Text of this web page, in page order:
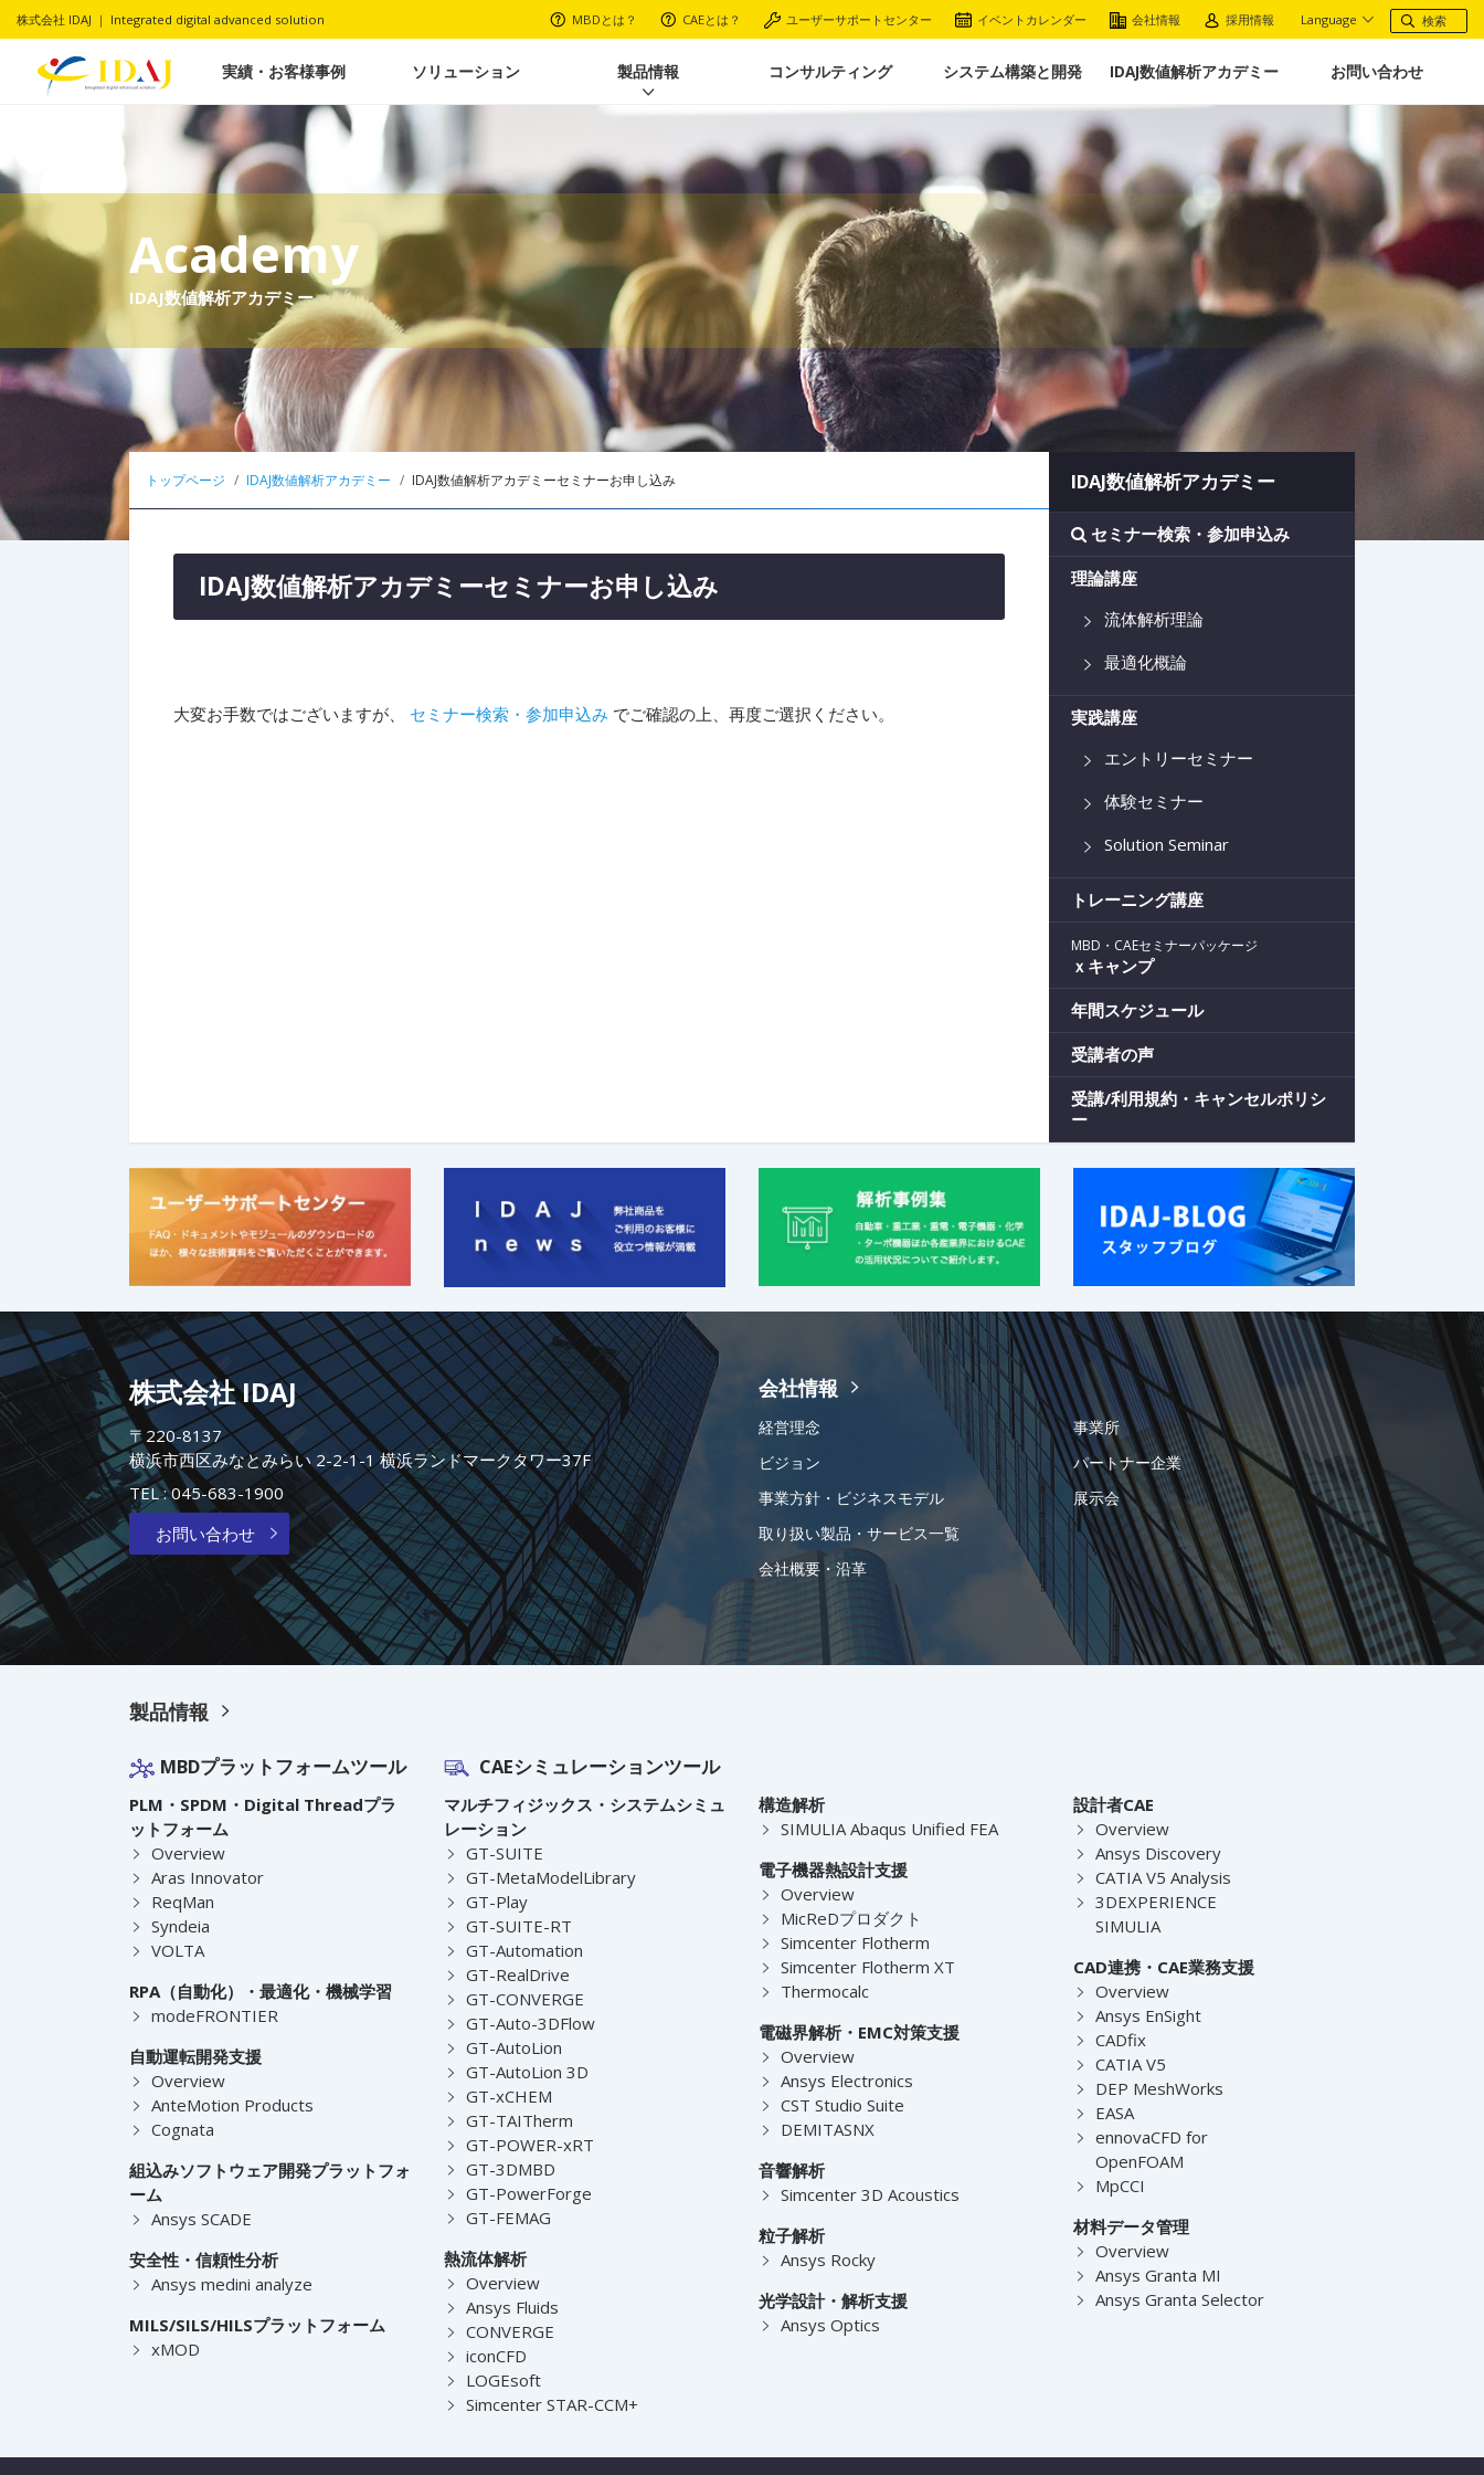
株式会社 IDAJ ｜ Integrated digital advanced solution MBDとは？ CAEとは？ ユーザーサポートセンター イベントカレンダー 会社情報 採用情報 Language
実績・お客様事例 ソリューション 製品情報 コンサルティング システム構築と開発 IDAJ数値解析アカデミー お問い合わせ
Academy
IDAJ数値解析アカデミー
トップページ IDAJ数値解析アカデミー IDAJ数値解析アカデミーセミナーお申し込み
IDAJ数値解析アカデミーセミナーお申し込み
大変お手数ではございますが、 セミナー検索・参加申込み でご確認の上、再度ご選択ください。
IDAJ数値解析アカデミー
セミナー検索・参加申込み
理論講座
流体解析理論
最適化概論
実践講座
エントリーセミナー
体験セミナー
Solution Seminar
トレーニング講座
MBD・CAEセミナーパッケージ
ｘキャンプ
年間スケジュール
受講者の声
受講/利用規約・キャンセルポリシ
ー
株式会社 IDAJ
〒220-8137
横浜市西区みなとみらい 2-2-1-1 横浜ランドマークタワー37F
TEL :045-683-1900
お問い合わせ
会社情報
経営理念
ビジョン
事業方針・ビジネスモデル
取り扱い製品・サービス一覧
会社概要・沿革
事業所
パートナー企業
展示会
製品情報
MBDプラットフォームツール
PLM・SPDM・Digital Threadプラ
ットフォーム
Overview
Aras Innovator
ReqMan
Syndeia
VOLTA
RPA（自動化）・最適化・機械学習
modeFRONTIER
自動運転開発支援
Overview
AnteMotion Products
Cognata
組込みソフトウェア開発プラットフォ
ーム
Ansys SCADE
安全性・信頼性分析
Ansys medini analyze
MILS/SILS/HILSプラットフォーム
xMOD
CAEシミュレーションツール
マルチフィジックス・システムシミュ
レーション
GT-SUITE
GT-MetaModelLibrary
GT-Play
GT-SUITE-RT
GT-Automation
GT-RealDrive
GT-CONVERGE
GT-Auto-3DFlow
GT-AutoLion
GT-AutoLion 3D
GT-xCHEM
GT-TAITherm
GT-POWER-xRT
GT-3DMBD
GT-PowerForge
GT-FEMAG
熱流体解析
Overview
Ansys Fluids
CONVERGE
iconCFD
LOGEsoft
Simcenter STAR-CCM+
構造解析
SIMULIA Abaqus Unified FEA
電子機器熱設計支援
Overview
MicReDプロダクト
Simcenter Flotherm
Simcenter Flotherm XT
Thermocalc
電磁界解析・EMC対策支援
Overview
Ansys Electronics
CST Studio Suite
DEMITASNX
音響解析
Simcenter 3D Acoustics
粒子解析
Ansys Rocky
光学設計・解析支援
Ansys Optics
設計者CAE
Overview
Ansys Discovery
CATIA V5 Analysis
3DEXPERIENCE
SIMULIA
CAD連携・CAE業務支援
Overview
Ansys EnSight
CADfix
CATIA V5
DEP MeshWorks
EASA
ennovaCFD for
OpenFOAM
MpCCI
材料データ管理
Overview
Ansys Granta MI
Ansys Granta Selector